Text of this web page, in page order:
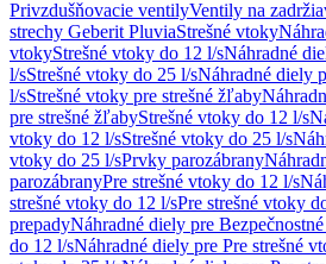
Privzdušňovacie ventilyVentily na
strechy Geberit PluviaStrešné vtoky
vtokyStrešné vtoky do 12 l/sNáhradné
l/sStrešné vtoky do 25 l/sNáhradné diely
l/sStrešné vtoky pre strešné žľaby
pre strešné žľabyStrešné vtoky do 12 l/s
vtoky do 12 l/sStrešné vtoky do 25 l/s
vtoky do 25 l/sPrvky parozábrany
parozábranyPre strešné vtoky do 12 l/s
strešné vtoky do 12 l/sPre strešné vtoky
prepadyNáhradné diely pre
do 12 l/sNáhradné diely pre Pre strešné